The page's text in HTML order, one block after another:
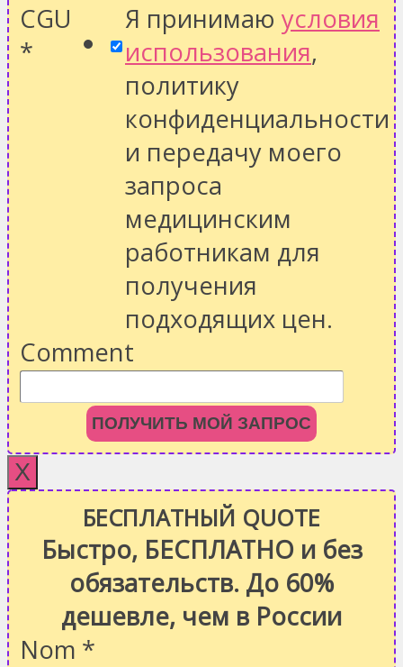
CGU
*
Я принимаю условия
использования,
политику
конфиденциальности
и передачу моего
запроса
медицинским
работникам для
получения
подходящих цен.
Comment
ПОЛУЧИТЬ МОЙ ЗАПРОС
X
БЕСПЛАТНЫЙ QUOTE
Быстро, БЕСПЛАТНО и без
обязательств. До 60%
дешевле, чем в России
Nom *